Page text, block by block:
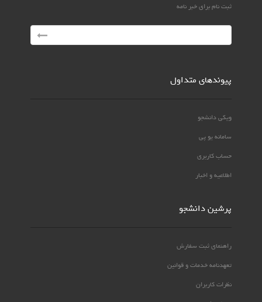
ثبت نام برای خبر نامه
پیوندهای متداول
ویکی دانشجو
سامانه یو پی
حساب کاربری
اطلاعیه و اخبار
پرشین دانشجو
راهنمای ثبت سفارش
تعهدنامه خدمات و قوانین
نظرات کاربران